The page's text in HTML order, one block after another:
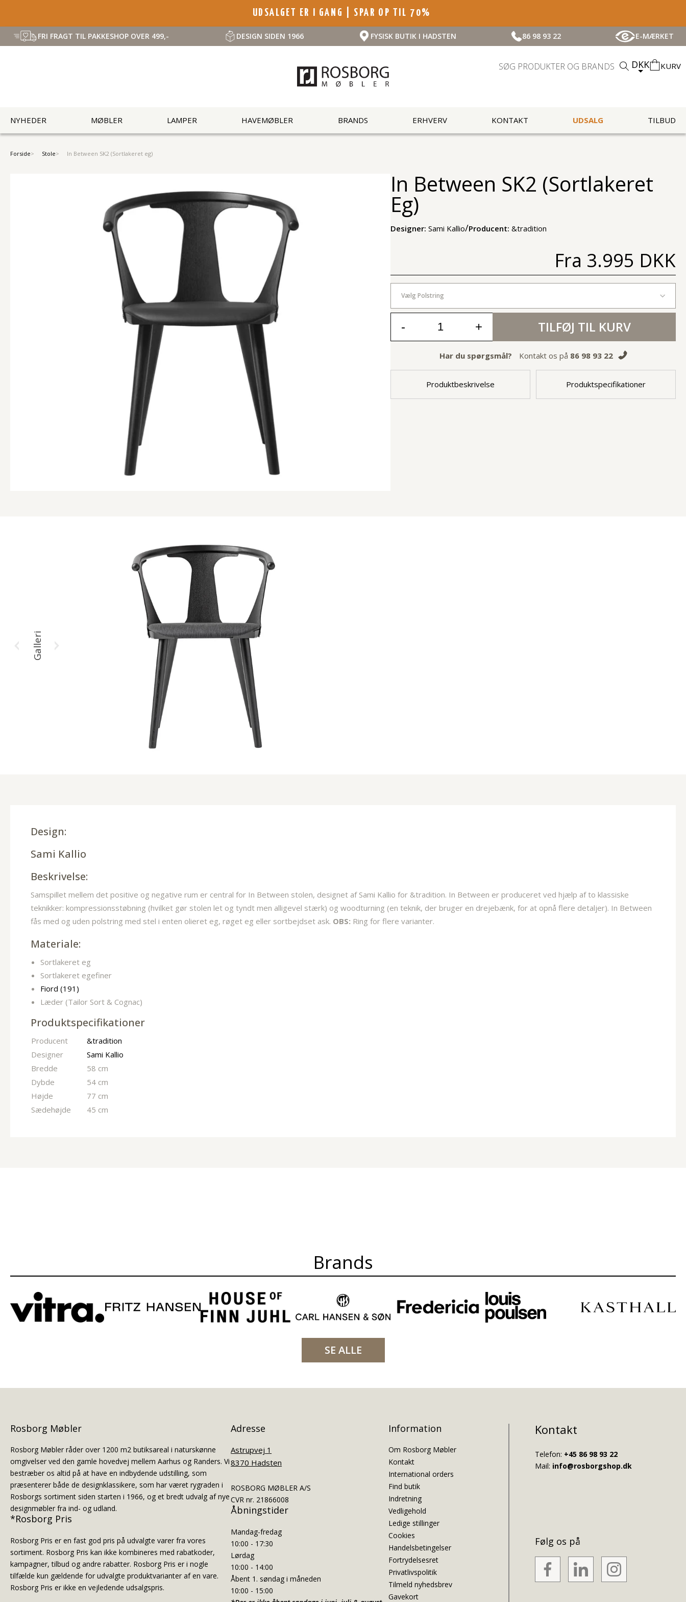
UDSALGET ER I GANG | SPAR OP TIL 70%
FRI FRAGT TIL PAKKESHOP OVER 499,- DESIGN SIDEN 1966 FYSISK BUTIK I HADSTEN 86 98 93 22 E-MÆRKET
DKK KURV
NYHEDER MØBLER LAMPER HAVEMØBLER BRANDS ERHVERV KONTAKT UDSALG TILBUD
Forside Stole In Between SK2 (Sortlakeret eg)
In Between SK2 (Sortlakeret
Eg)
Designer:Sami Kallio/Producent:&tradition
Fra 3.995 DKK
Vælg Polstring
- + TILFØJ TIL KURV
Har du spørgsmål? Kontakt os på 86 98 93 22
Produktbeskrivelse Produktspecifikationer
Galleri
Design:
Sami Kallio
Beskrivelse:
Samspillet mellem det positive og negative rum er central for In Between stolen, designet af Sami Kallio for &tradition. In Between er produceret ved hjælp af to klassiske
teknikker: kompressionsstøbning (hvilket gør stolen let og tyndt men alligevel stærk) og woodturning (en teknik, der bruger en drejebænk, for at opnå flere detaljer). In Between
fås med og uden polstring med stel i enten olieret eg, røget eg eller sortbejdset ask. OBS: Ring for flere varianter.
Materiale:
Sortlakeret eg
Sortlakeret egefiner
Fiord (191)
Læder (Tailor Sort & Cognac)
Produktspecifikationer
Producent
&tradition
Designer
Sami Kallio
Bredde
58 cm
Dybde
54 cm
Højde
77 cm
Sædehøjde
45 cm
Brands
SE ALLE
Rosborg Møbler
Rosborg Møbler råder over 1200 m2 butiksareal i naturskønne
omgivelser ved den gamle hovedvej mellem Aarhus og Randers. Vi
bestræber os altid på at have en indbydende udstilling, som
præsenterer både de designklassikere, som har været rygraden i
Rosborgs sortiment siden starten i 1966, og et bredt udvalg af nye
designmøbler fra ind- og udland.
*Rosborg Pris
Rosborg Pris er en fast god pris på udvalgte varer fra vores
sortiment. Rosborg Pris kan ikke kombineres med rabatkoder,
kampagner, tilbud og andre rabatter. Rosborg Pris er i nogle
tilfælde kun gældende for udvalgte produktvarianter af en vare.
Rosborg Pris er ikke en vejledende udsalgspris.
Adresse
Astrupvej 1
8370 Hadsten
ROSBORG MØBLER A/S
CVR nr. 21866008
Åbningstider
Mandag-fredag
10:00 - 17:30
Lørdag
10:00 - 14:00
Åbent 1. søndag i måneden
10:00 - 15:00
Information
Om Rosborg Møbler
Kontakt
International orders
Find butik
Indretning
Vedligehold
Ledige stillinger
Cookies
Handelsbetingelser
Fortrydelsesret
Privatlivspolitik
Tilmeld nyhedsbrev
Gavekort
Kontakt
Telefon: +45 86 98 93 22
Mail: info@rosborgshop.dk
Følg os på